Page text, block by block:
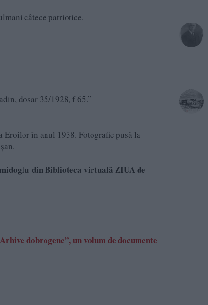
câtece patriotice.
dosar 35/1928, f 65.”
în anul 1938. Fotografie pusă la
din Biblioteca virtuală ZIUA de
dobrogene”, un volum de documente